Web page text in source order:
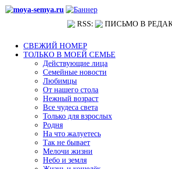
RSS: ПИСЬМО В
СВЕЖИЙ НОМЕР
ТОЛЬКО В МОЕЙ СЕМЬЕ
Действующие лица
Семейные новости
Любимцы
От нашего стола
Нежный возраст
Все чудеса света
Только для взрослых
Родня
На что жалуетесь
Так не бывает
Мелочи жизни
Небо и земля